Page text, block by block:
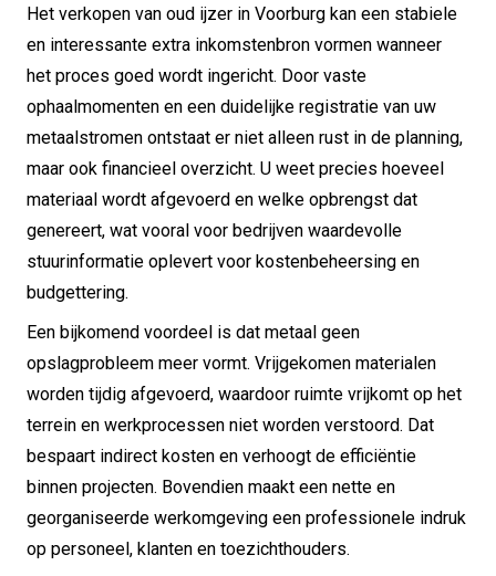
Het verkopen van oud ijzer in Voorburg kan een stabiele
en interessante extra inkomstenbron vormen wanneer
het proces goed wordt ingericht. Door vaste
ophaalmomenten en een duidelijke registratie van uw
metaalstromen ontstaat er niet alleen rust in de planning,
maar ook financieel overzicht. U weet precies hoeveel
materiaal wordt afgevoerd en welke opbrengst dat
genereert, wat vooral voor bedrijven waardevolle
stuurinformatie oplevert voor kostenbeheersing en
budgettering.
Een bijkomend voordeel is dat metaal geen
opslagprobleem meer vormt. Vrijgekomen materialen
worden tijdig afgevoerd, waardoor ruimte vrijkomt op het
terrein en werkprocessen niet worden verstoord. Dat
bespaart indirect kosten en verhoogt de efficiëntie
binnen projecten. Bovendien maakt een nette en
georganiseerde werkomgeving een professionele indruk
op personeel, klanten en toezichthouders.